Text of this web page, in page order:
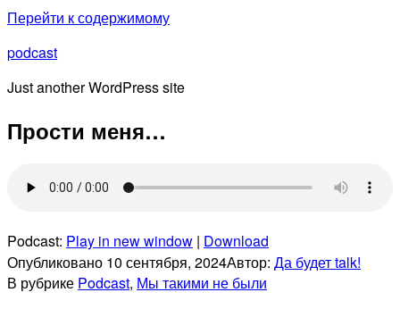
Перейти к содержимому
podcast
Just another WordPress site
Прости меня…
Podcast: Play in new window | Download
Опубликовано 10 сентября, 2024Автор: Да будет talk!
В рубрике Podcast, Мы такими не были